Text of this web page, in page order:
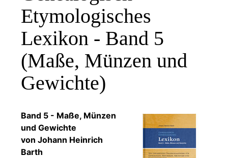
Etymologisches
Lexikon - Band 5
(Maße, Münzen und
Gewichte)
Band 5 - Maße, Münzen
und Gewichte
von Johann Heinrich
Barth